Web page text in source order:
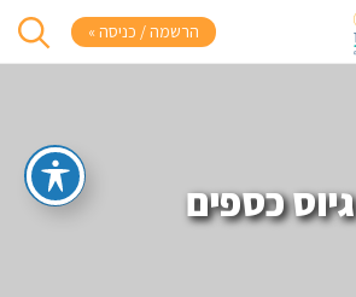
הרשמה / כניסה »
גיוס כספים